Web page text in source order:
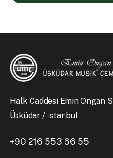
Halk Caddesi Emin Ongan
Üsküdar / İstanbul
+90 216 553 66 55